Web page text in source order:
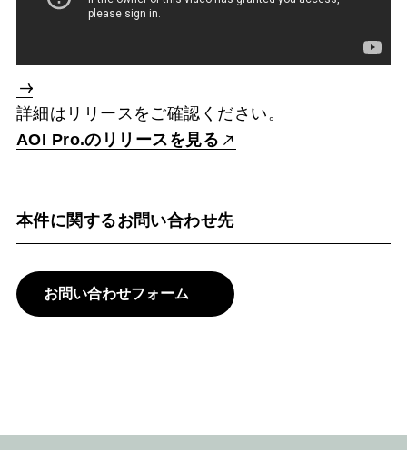
詳細はリリースをご確認ください。
AOI Pro.のリリースを見る
本件に関するお問い合わせ先
お問い合わせフォーム